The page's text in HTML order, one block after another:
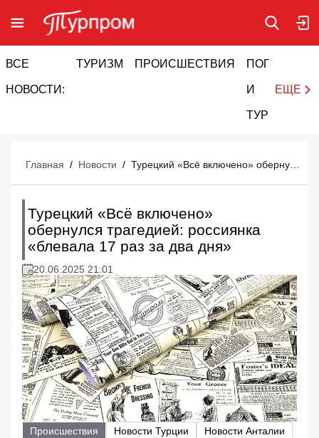
ВСЕ
НОВОСТИ:
ТУРИЗМ ПРОИСШЕСТВИЯ ПОГОДА
И
ТУРИЗМ
ЕЩЕ
Главная / Новости /
Турецкий «Всё включено»
обернулся трагедией: россиянка
«блевала 17 раз за два дня»
20.06.2025 21:01
Происшествия Новости Турции Новости Анталии